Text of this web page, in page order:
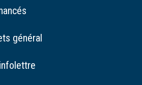
général